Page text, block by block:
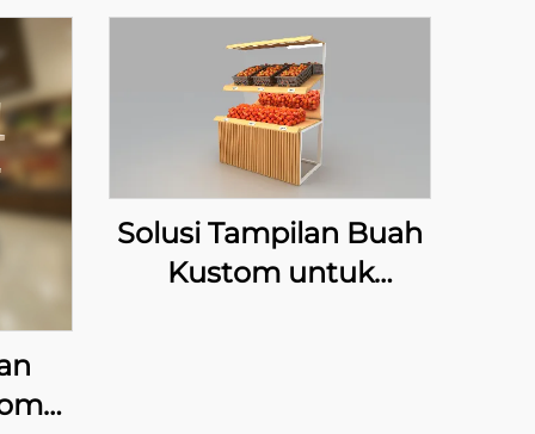
Solusi Tampilan Buah
Kustom untuk